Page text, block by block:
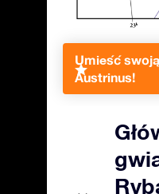
Umieść
Austrinus!